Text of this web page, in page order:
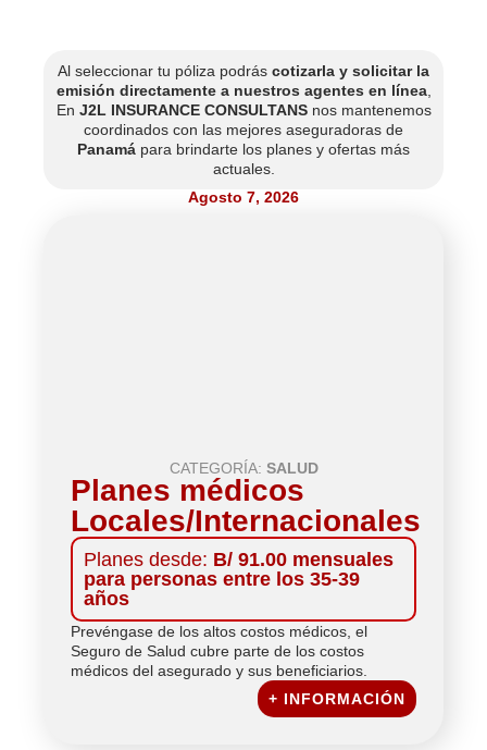
Al seleccionar tu póliza podrás cotizarla y solicitar la
emisión directamente a nuestros agentes en línea,
En J2L INSURANCE CONSULTANSnos mantenemos
coordinados con las mejores aseguradoras de
Panamá para brindarte los planes y ofertas más
actuales.
Agosto 7, 2026
CATEGORÍA: SALUD
Planes médicos
Locales/Internacionales
Planes desde: B/ 91.00 mensuales
para personas entre los 35-39
años
Prevéngase de los altos costos médicos, el
Seguro de Salud cubre parte de los costos
médicos del asegurado y sus beneficiarios.
+ INFORMACIÓN